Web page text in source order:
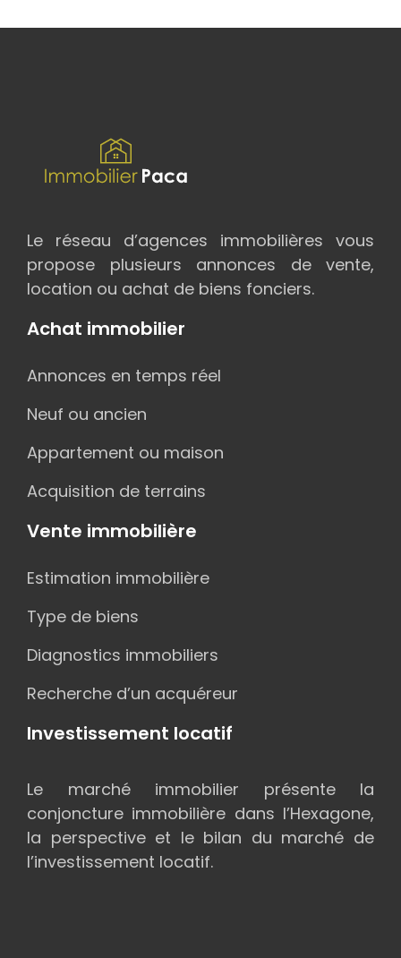
Le réseau d’agences immobilières vous
propose plusieurs annonces de vente,
location ou achat de biens fonciers.
Achat immobilier
Annonces en temps réel
Neuf ou ancien
Appartement ou maison
Acquisition de terrains
Vente immobilière
Estimation immobilière
Type de biens
Diagnostics immobiliers
Recherche d’un acquéreur
Investissement locatif
Le marché immobilier présente la
conjoncture immobilière dans l’Hexagone,
la perspective et le bilan du marché de
l’investissement locatif.